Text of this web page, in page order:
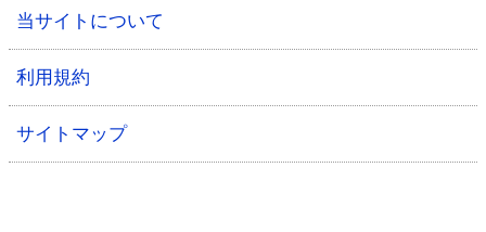
当サイトについて
利用規約
サイトマップ